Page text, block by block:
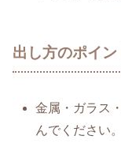
出し方のポイン
金属・ガラス
んでください。